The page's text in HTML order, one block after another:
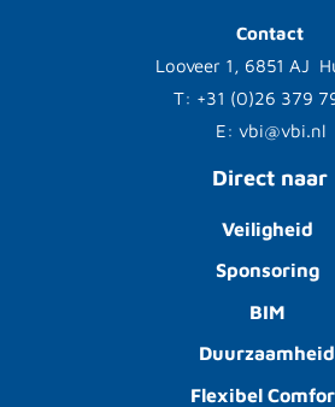
Contact
Looveer 1, 6851 AJ
T: +31 (0)26 379
E: vbi@vbi.nl
Direct naar
Veiligheid
Sponsoring
BIM
Duurzaamheid
Flexibel